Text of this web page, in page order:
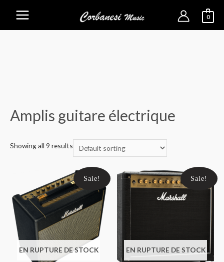
Main
0
Amplis guitare électrique
Showing all 9 results
Sale!
EN RUPTURE DE STOCK
Sale!
EN RUPTURE DE STOCK